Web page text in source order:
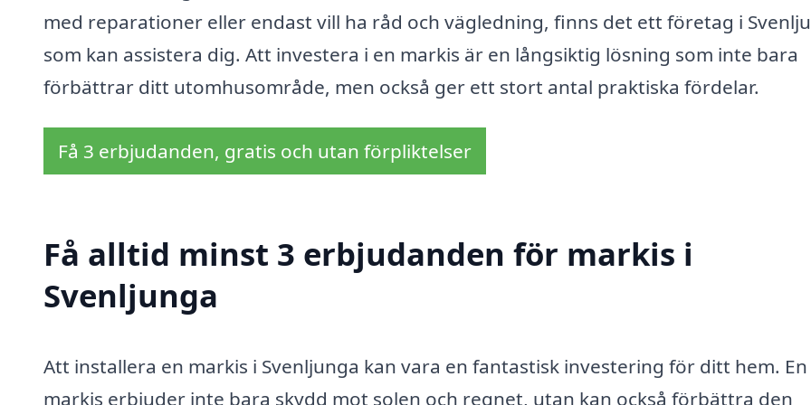
med reparationer eller endast vill ha råd och vägledning, finns det ett företag i
som kan assistera dig. Att investera i en markis är en långsiktig lösning som inte bara
förbättrar ditt utomhusområde, men också ger ett stort antal praktiska fördelar.
Få 3 erbjudanden, gratis och utan förpliktelser
Få alltid minst 3 erbjudanden för markis i
Svenljunga
Att installera en markis i Svenljunga kan vara en fantastisk investering för ditt hem. En
markis erbjuder inte bara skydd mot solen och regnet, utan kan också förbättra den